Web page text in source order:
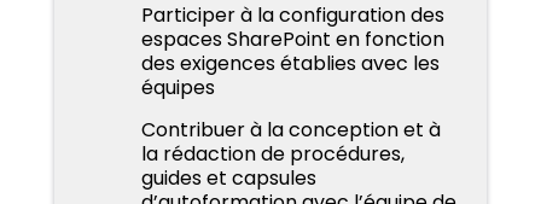
Participer à la configuration des
espaces SharePoint en fonction
des exigences établies avec les
équipes
Contribuer à la conception et à
la rédaction de procédures,
guides et capsules